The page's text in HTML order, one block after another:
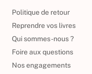
Politique de retour
Reprendre vos livres
Qui sommes-nous ?
Foire aux questions
Nos engagements